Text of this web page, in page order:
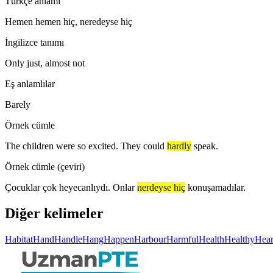
Hemen hemen hiç, neredeyse hiç
İngilizce tanımı
Only just, almost not
Eş anlamlılar
Barely
Örnek cümle
The children were so excited. They could hardly speak.
Örnek cümle (çeviri)
Çocuklar çok heyecanlıydı. Onlar nerdeyse hiç konuşamadılar.
Diğer kelimeler
HabitatHandHandleHangHappenHarbourHarmfulHealthHealthyHear